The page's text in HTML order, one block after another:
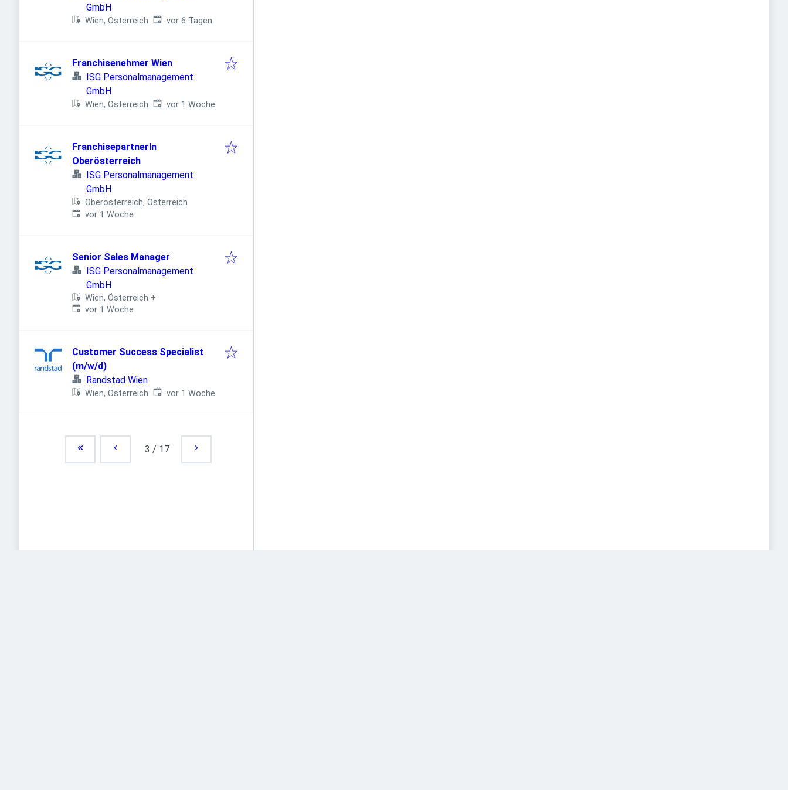
GmbH
Wien, Österreich Veröffentlicht:
vor 6 Tagen
Franchisenehmer Wien
ISG Personalmanagement
GmbH
Wien, Österreich Veröffentlicht:
vor 1 Woche
FranchisepartnerIn
Oberösterreich
ISG Personalmanagement
GmbH
Oberösterreich, Österreich
Veröffentlicht:
vor 1 Woche
Senior Sales Manager
ISG Personalmanagement
GmbH
Wien, Österreich +
Veröffentlicht:
vor 1 Woche
Customer Success Specialist
(m/w/d)
Randstad Wien
Wien, Österreich Veröffentlicht:
vor 1 Woche
3 / 17